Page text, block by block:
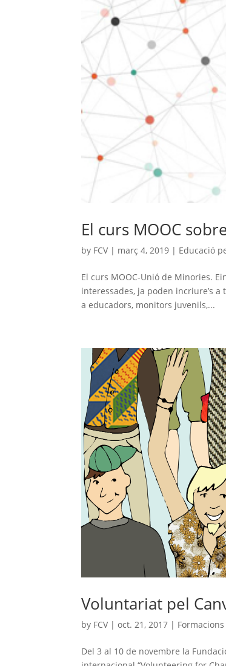
El curs MOOC
by FCV | març 4, 2019 | Educació
El curs MOOC-Unió de Minories.
interessades, ja poden incriure’s
a educadors, monitors juvenils,...
Voluntariat pel
by FCV |oct. 21, 2017 |
Del 3 al 10 de novembre la